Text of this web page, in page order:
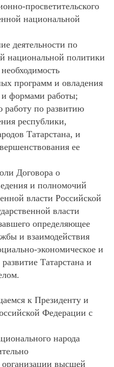
просветительского
национальной
деятельности по
национальной политики
программ и овладения
формами работы;
работу по развитию
республики,
Татарстана, и
ее
Договора о
и полномочий
власти Российской
власти
определяющее
и взаимодействия
экономическое и
Татарстана и
к Президенту и
Федерации с
народа
высшей